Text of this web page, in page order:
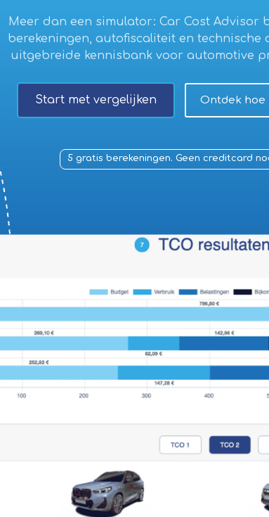
Meer dan een simulator: Car Cost Advisor
berekeningen, autofiscaliteit en technische
uitgebreide kennisbank voor automotive
Start met vergelijken Ontdek hoe
5 gratis berekeningen. Geen creditcard